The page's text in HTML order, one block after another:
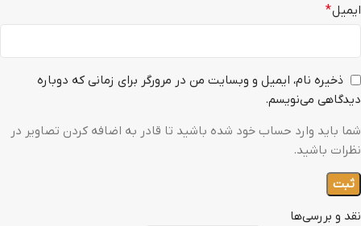
نقد و بررسی‌ها
ایمیل*
ذخیره نام، ایمیل و وبسایت من در مرورگر برای زمانی که دوباره
دیدگاهی می‌نویسم.
شما باید وارد حساب خود شده باشید تا قادر به اضافه کردن تصاویر در
نظرات باشید.